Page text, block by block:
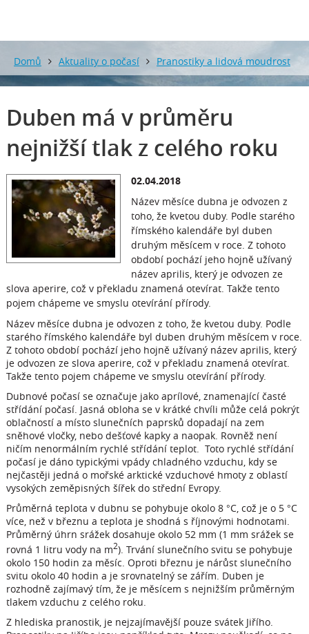
Domů Aktuality o počasí Pranostiky a lidová moudrost
o počasí Duben má v průměru nejnižší tlak z celého roku
Duben má v průměru
nejnižší tlak z celého roku
02.04.2018
Název měsíce dubna je odvozen z
toho, že kvetou duby. Podle starého
římského kalendáře byl duben
druhým měsícem v roce. Z tohoto
období pochází jeho hojně užívaný
název aprilis, který je odvozen ze
slova aperire, což v překladu znamená otevírat. Takže tento
pojem chápeme ve smyslu otevírání přírody.
Název měsíce dubna je odvozen z toho, že kvetou duby. Podle
starého římského kalendáře byl duben druhým měsícem v roce.
Z tohoto období pochází jeho hojně užívaný název aprilis, který
je odvozen ze slova aperire, což v překladu znamená otevírat.
Takže tento pojem chápeme ve smyslu otevírání přírody.
Dubnové počasí se označuje jako aprílové, znamenající časté
střídání počasí. Jasná obloha se v krátké chvíli může celá pokrýt
oblačností a místo slunečních paprsků dopadají na zem
sněhové vločky, nebo dešťové kapky a naopak. Rovněž není
ničím nenormálním rychlé střídání teplot. Toto rychlé střídání
počasí je dáno typickými vpády chladného vzduchu, kdy se
nejčastěji jedná o mořské arktické vzduchové hmoty z oblastí
vysokých zeměpisných šířek do střední Evropy.
Průměrná teplota v dubnu se pohybuje okolo 8 °C, což je o 5 °C
více, než v březnu a teplota je shodná s říjnovými hodnotami.
Průměrný úhrn srážek dosahuje okolo 52 mm (1 mm srážek se
rovná 1 litru vody na m2). Trvání slunečního svitu se pohybuje
okolo 150 hodin za měsíc. Oproti březnu je nárůst slunečního
svitu okolo 40 hodin a je srovnatelný se zářím. Duben je
rozhodně zajímavý tím, že je měsícem s nejnižším průměrným
tlakem vzduchu z celého roku.
Z hlediska pranostik, je nejzajímavější pouze svátek Jiřího.